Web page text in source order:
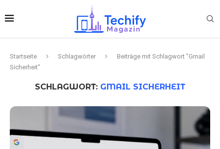
Startseite Schlagwörter
Beiträge mit Schlagwort "Gmail
Sicherheit"
SCHLAGWORT: GMAIL SICHERHEIT